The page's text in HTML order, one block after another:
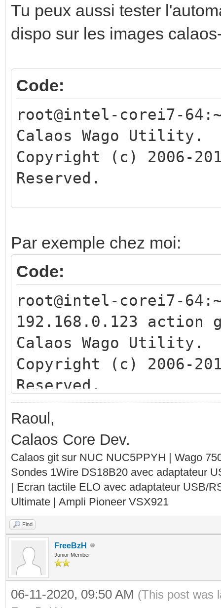
Tu peux aussi tester
dispo sur les images
Code:
root@intel-corei7-
Calaos Wago Utility.
Copyright (c) 2006-
Reserved.
wago_test host
<action> [Action
Where action:
set_outtype:
(type=NONE,
VOLET_IMPULSE,
DIRECT_KNX_OUTPUT)
get_outtype:
set_outaddr:
<out2> <SameAs>
get_outaddr:
Par exemple chez moi:
Code:
root@intel-corei7-
192.168.0.123 action
Calaos Wago Utility.
Copyright (c) 2006-
Reserved.
Sending
WAGO Infos :
Total nb
nb input
nb output
nb input
nb output
nb input
nb output
Raoul,
Calaos Core Dev.
Calaos git sur NUC NUC5PPYH | Wago
Sondes 1Wire DS18B20 avec adaptateur
| Ecran tactile ELO avec adaptateur USB/
Ultimate | Ampli Pioneer VSX921
Find
FreeBzH
Junior Member
06-11-2020, 09:50 AM (This post was